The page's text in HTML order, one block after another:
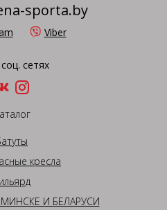
sporta.by
Viber
сетях
кресла
И БЕЛАРУСИ